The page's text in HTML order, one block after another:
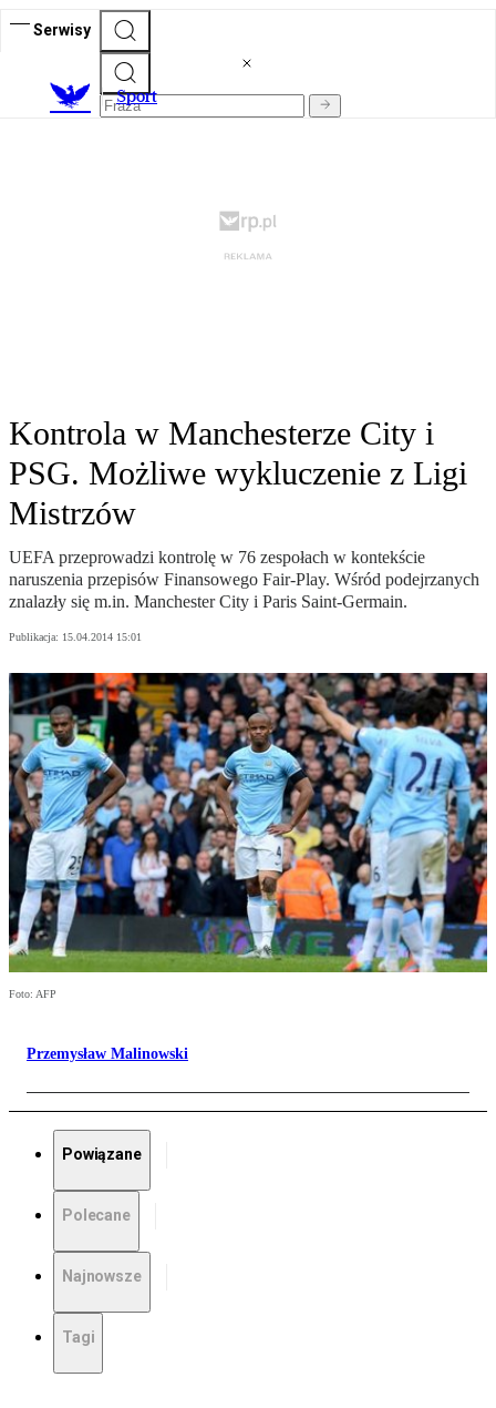
Serwisy
Sport
Kontrola w Manchesterze City i
PSG. Możliwe wykluczenie z Ligi
Mistrzów
UEFA przeprowadzi kontrolę w 76 zespołach w kontekście
naruszenia przepisów Finansowego Fair-Play. Wśród podejrzanych
znalazły się m.in. Manchester City i Paris Saint-Germain.
Publikacja: 15.04.2014 15:01
Foto: AFP
Przemysław Malinowski
Powiązane
Polecane
Najnowsze
Tagi